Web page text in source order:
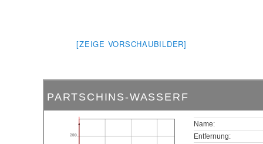
[ZEIGE VORSCHAUBILDER]
PARTSCHINS-WASSERF
200
Name:
Entfernung: